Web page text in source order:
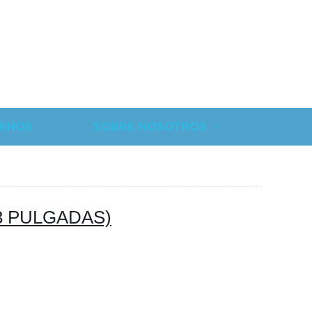
SOBRE NOSOTROS
PULGADAS)